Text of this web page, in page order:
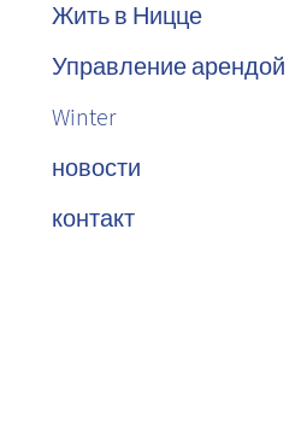
Жить в Ницце
Управление арендой
Winter
новости
контакт